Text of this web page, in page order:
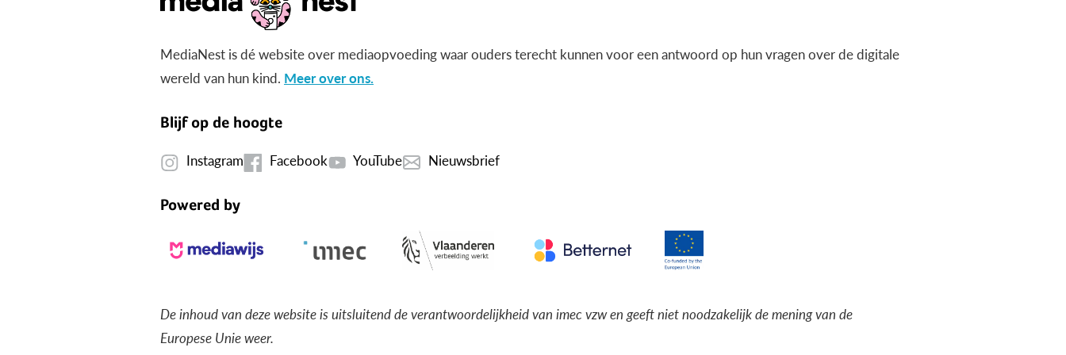
MediaNest is dé website over mediaopvoeding waar ouders terecht kunnen voor een antwoord op hun vragen over de digitale
wereld van hun kind. Meer over ons.
Blijf op de hoogte
Instagram Facebook YouTube Nieuwsbrief
Powered by
De inhoud van deze website is uitsluitend de verantwoordelijkheid van imec vzw en geeft niet noodzakelijk de mening van de
Europese Unie weer.